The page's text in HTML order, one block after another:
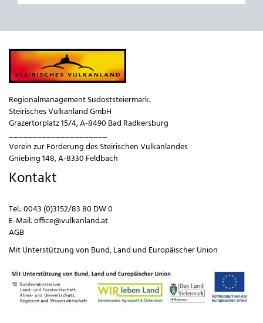
Regionalmanagement Südoststeiermark.
Steirisches Vulkanland GmbH
Grazertorplatz 15/4, A-8490 Bad Radkersburg
_____________________
Verein zur Förderung des Steirischen Vulkanlandes
Gniebing 148, A-8330 Feldbach
Kontakt
Tel.:0043 (0)3152/83 80 DW 0
E-Mail:office@vulkanland.at
AGB
Mit Unterstützung von Bund,Land und Europäischer Union